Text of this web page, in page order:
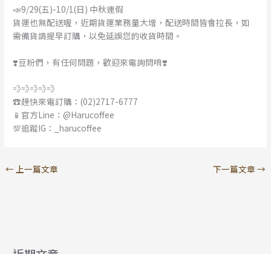
📣9/29(五)-10/1(日) 中秋連假
貨運也無配送喔，近期貨運業務量大增，配送時間皆會拉長，如
需備貨請提早訂購，以免延誤您的收貨時間。
❣️豆粉們，有任何問題，歡迎來電詢問唷❣️
💨💨💨💨💨
☎️趕快來電訂購：(02)2717-6777
📱官方Line：@Harucoffee
💯追蹤IG：_harucoffee
←上一篇文章 下一篇文章 →